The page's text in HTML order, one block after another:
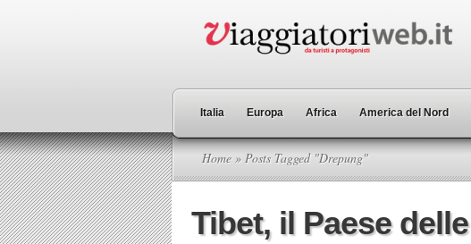
Italia Europa Africa America del Nord
Home » Posts Tagged "Drepung"
Tibet, il Paese